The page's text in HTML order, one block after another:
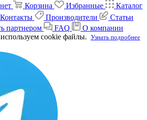
Корзина Избранные
Каталог
Контакты Производители
Статьи
партнером FAQ
О компании
cookie файлы. Узнать подробнее